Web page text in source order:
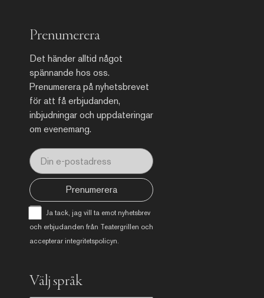
Prenumerera
Det händer alltid något
spännande hos oss.
Prenumerera på nyhetsbrevet
för att få erbjudanden,
inbjudningar och uppdateringar
om evenemang.
Ja tack, jag vill ta emot nyhetsbrev
och erbjudanden från Teatergrillen och
accepterar integritetspolicyn
Prenumerera
Välj språk